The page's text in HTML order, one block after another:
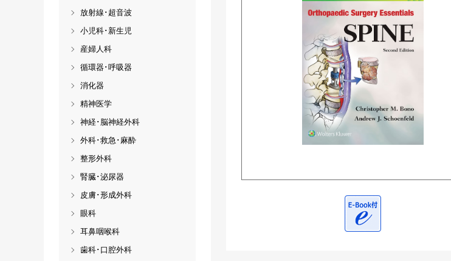
放射線･超音波
小児科･新生児
産婦人科
循環器･呼吸器
消化器
精神医学
神経･脳神経外科
外科･救急･麻酔
整形外科
腎臓･泌尿器
皮膚･形成外科
眼科
耳鼻咽喉科
歯科･口腔外科